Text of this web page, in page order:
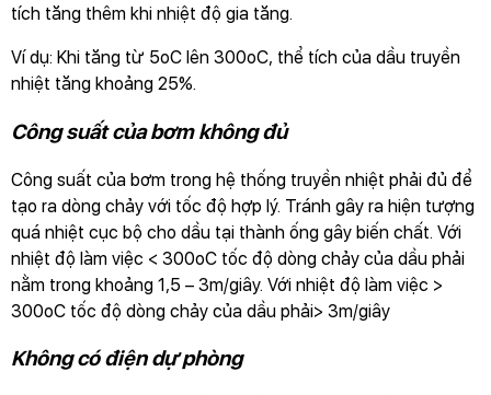
tích tăng thêm khi nhiệt độ gia tăng.
Ví dụ: Khi tăng từ 5oC lên 300oC, thể tích của dầu truyền
nhiệt tăng khoảng 25%.
Công suất của bơm không đủ
Công suất của bơm trong hệ thống truyền nhiệt phải đủ để
tạo ra dòng chảy với tốc độ hợp lý. Tránh gây ra hiện tượng
quá nhiệt cục bộ cho dầu tại thành ống gây biến chất. Với
nhiệt độ làm việc < 300oC tốc độ dòng chảy của dầu phải
nằm trong khoảng 1,5 – 3m/giây. Với nhiệt độ làm việc >
300oC tốc độ dòng chảy của dầu phải> 3m/giây
Không có điện dự phòng